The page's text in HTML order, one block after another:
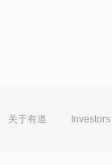
关于有道 Investors